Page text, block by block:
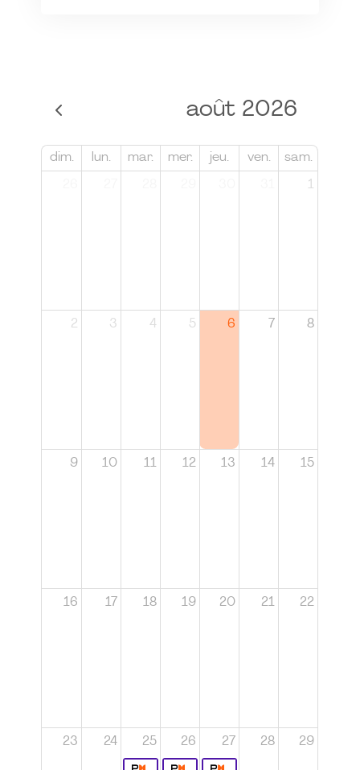
août 2026
dim. lun. mar. mer. jeu. ven. sam.
1
2 3 4 5 6 7 8
9 10 11 12 13 14 15
16 17 18 19 20 21 22
23 24 25 26 27 28 29